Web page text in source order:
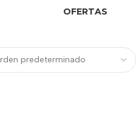
OFERTAS